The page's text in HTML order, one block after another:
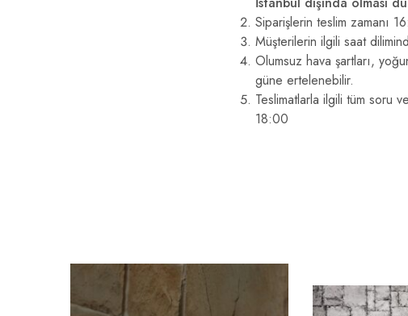
Siparişlerin teslim zamanı
Müşterilerin ilgili saat
Olumsuz hava şartları,
güne ertelenebilir.
Teslimatlarla ilgili tüm soru
18:00